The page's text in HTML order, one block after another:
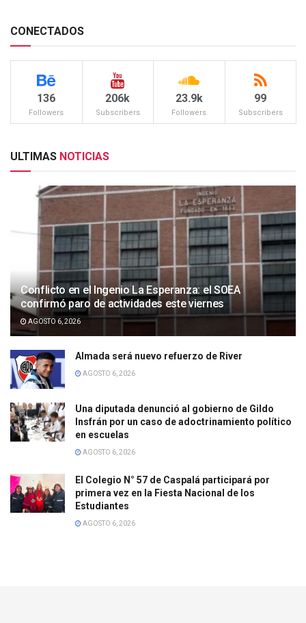
CONECTADOS
136
Followers
206k
Subscribers
23.9k
Followers
99
Subscribers
ULTIMAS NOTICIAS
Conflicto en el Ingenio La Esperanza: el SOEA
confirmó paro de actividades este viernes
AGOSTO 6, 2026
Almada será nuevo refuerzo de River
AGOSTO 6, 2026
Una diputada denunció al gobierno de Gildo
Insfrán por un caso de adoctrinamiento político
en escuelas
AGOSTO 6, 2026
El Colegio N° 57 de Caspalá participará por
primera vez en la Fiesta Nacional de los
Estudiantes
AGOSTO 6, 2026